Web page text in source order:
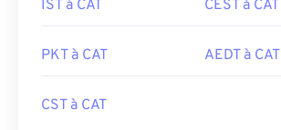
IST à CAT CEST à CAT
PKT à CAT AEDT à CAT
CST à CAT